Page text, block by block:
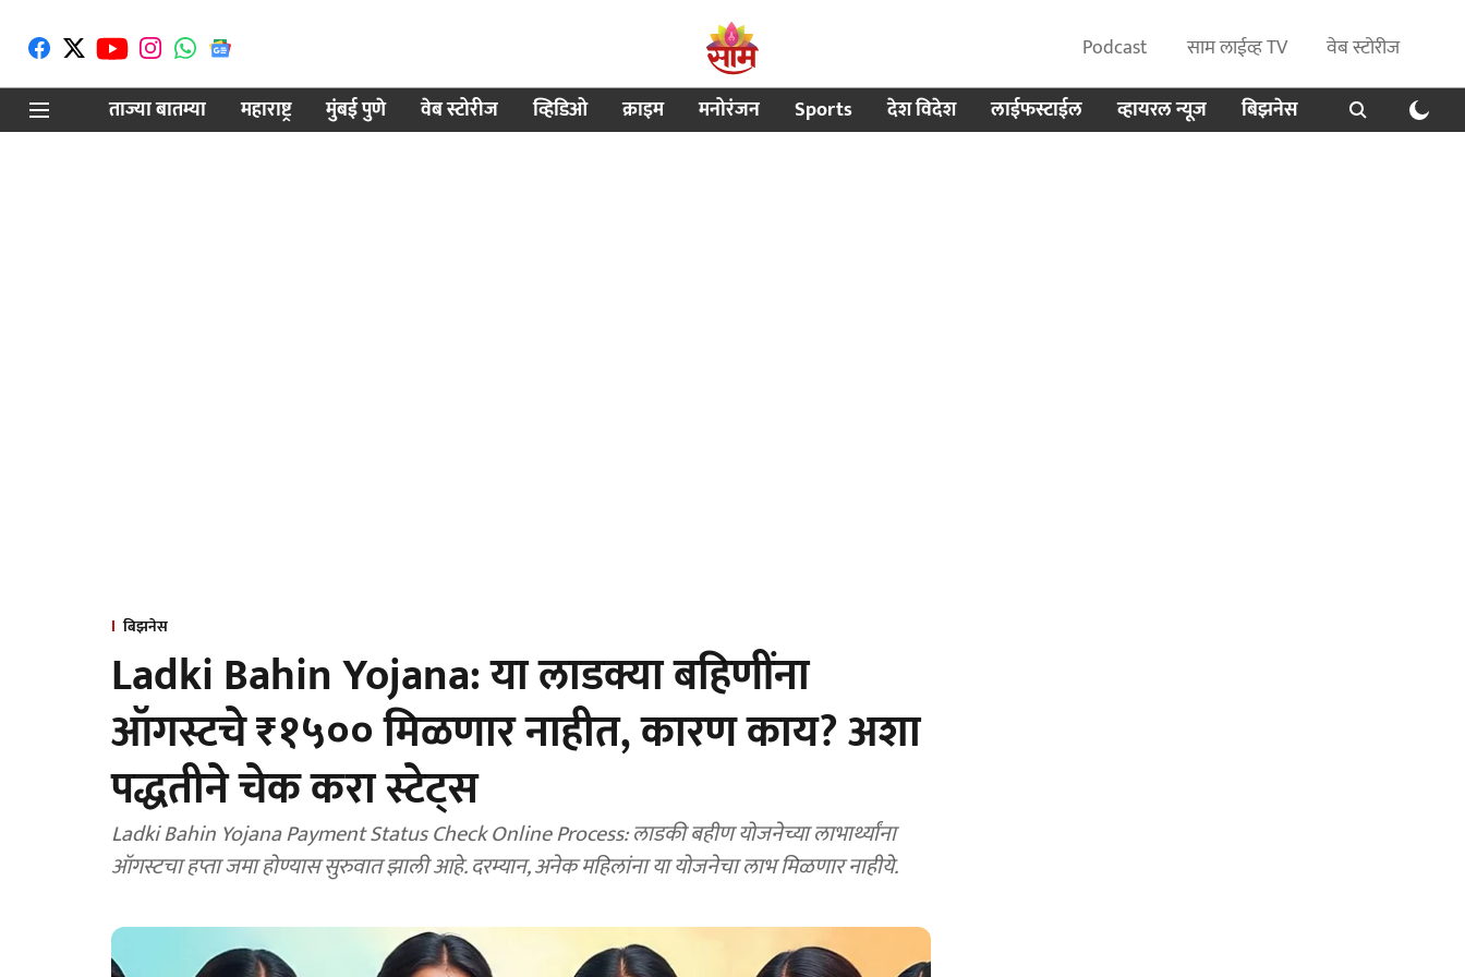
Podcast साम लाईव्ह TV
वेब स्टोरीज
ताज्या बातम्या
महाराष्ट्र मुंबई पुणे वेब स्टोरीज व्हिडिओ क्राइम मनोरंजन Sports देश विदेश लाईफस्टाईल व्हायरल न्यूज बिझनेस
बिझनेस
Ladki Bahin Yojana: या लाडक्या बहि‍णींना
ऑगस्टचे ₹१५०० मिळणार नाहीत, कारण काय? अशा
पद्धतीने चेक करा स्टेट्स
Ladki Bahin Yojana Payment Status Check Online Process: लाडकी बहीण योजनेच्या लाभार्थ्यांना
ऑगस्टचा हप्ता जमा होण्यास सुरुवात झाली आहे. दरम्यान, अनेक महिलांना या योजनेचा लाभ मिळणार नाहीये.